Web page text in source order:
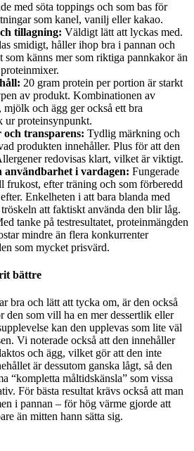
med söta toppings och som bas för
som kanel, vanilj eller kakao.
tillagning: Väldigt lätt att lyckas med.
smidigt, håller ihop bra i pannan och
som känns mer som riktiga pannkakor än
20 gram protein per portion är starkt
av produkt. Kombinationen av
mjölk och ägg ger också ett bra
ur proteinsynpunkt.
och transparens: Tydlig märkning och
produkten innehåller. Plus för att den
redovisas klart, vilket är viktigt.
användbarhet i vardagen: Fungerade
frukost, efter träning och som förberedd
Enkelheten i att bara blanda med
att faktiskt använda den blir låg.
tanke på testresultatet, proteinmängden
mindre än flera konkurrenter
som mycket prisvärd.
bättre
bra och lätt att tycka om, är den också
den som vill ha en mer dessertlik eller
kan den upplevas som lite väl
Vi noterade också att den innehåller
och ägg, vilket gör att den inte
är dessutom ganska lågt, så den
“kompletta måltidskänsla” som vissa
För bästa resultat krävs också att man
i pannan – för hög värme gjorde att
än mitten hann sätta sig.